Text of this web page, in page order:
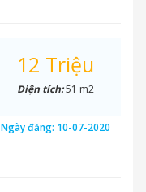
12 Triệu
Diện tích:51 m2
Ngày đăng: 10-07-2020